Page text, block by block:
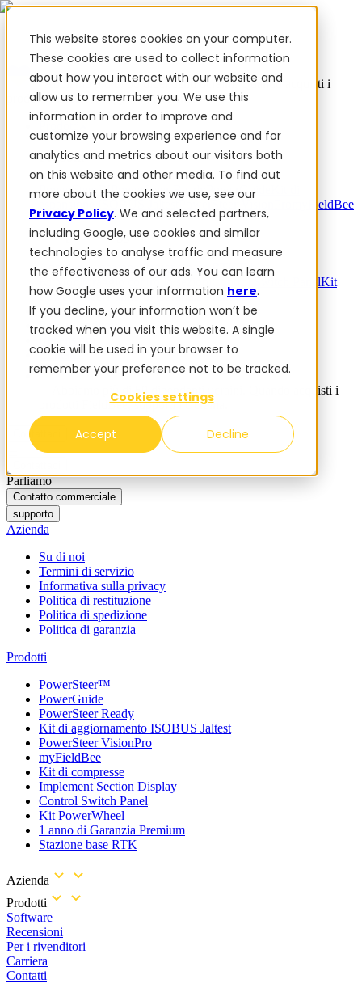
This website stores cookies on your computer.
These cookies are used to collect information
about how you interact with our website and
allow us to remember you. We use this
information in order to improve and
customize your browsing experience and for
analytics and metrics about our visitors both
on this website and other media. To find out
more about the cookies we use, see our
Privacy Policy. We and selected partners,
including Google, use cookies and similar
technologies to analyse traffic and measure
the effectiveness of our ads. You can learn
how Google uses your information here.
If you decline, your information won’t be
tracked when you visit this website. A single
cookie will be used in your browser to
remember your preference not to be tracked.
Cookies settings
Accept Decline
✨ Abbiamo più di 50 dipendenti ucraini. Quando acquisti i
prodotti FieldBee, supporti l'Ucraina.
Prodotti
PowerSteer™PowerSteer ReadyPowerGuide
PowerSteer VisionPro myFieldBee
Componenti aggiuntivi
App di navigazioneStazione base RTKTablet
Control Switch PanelKit
PowerWheel1 anno di Garanzia Premium
Software
Per i rivenditori
Contatti
✨ Abbiamo più di 50 dipendenti ucraini. Quando acquisti i
prodotti FieldBee, supporti l'Ucraina.
Contattaci
Parliamo
Contatto commerciale
supporto
Azienda
Su di noi
Termini di servizio
Informativa sulla privacy
Politica di restituzione
Politica di spedizione
Politica di garanzia
Prodotti
PowerSteer™
PowerGuide
PowerSteer Ready
Kit di aggiornamento ISOBUS Jaltest
PowerSteer VisionPro
myFieldBee
Kit di compresse
Implement Section Display
Control Switch Panel
Kit PowerWheel
1 anno di Garanzia Premium
Stazione base RTK
Azienda
Prodotti
Software
Recensioni
Per i rivenditori
Carriera
Contatti